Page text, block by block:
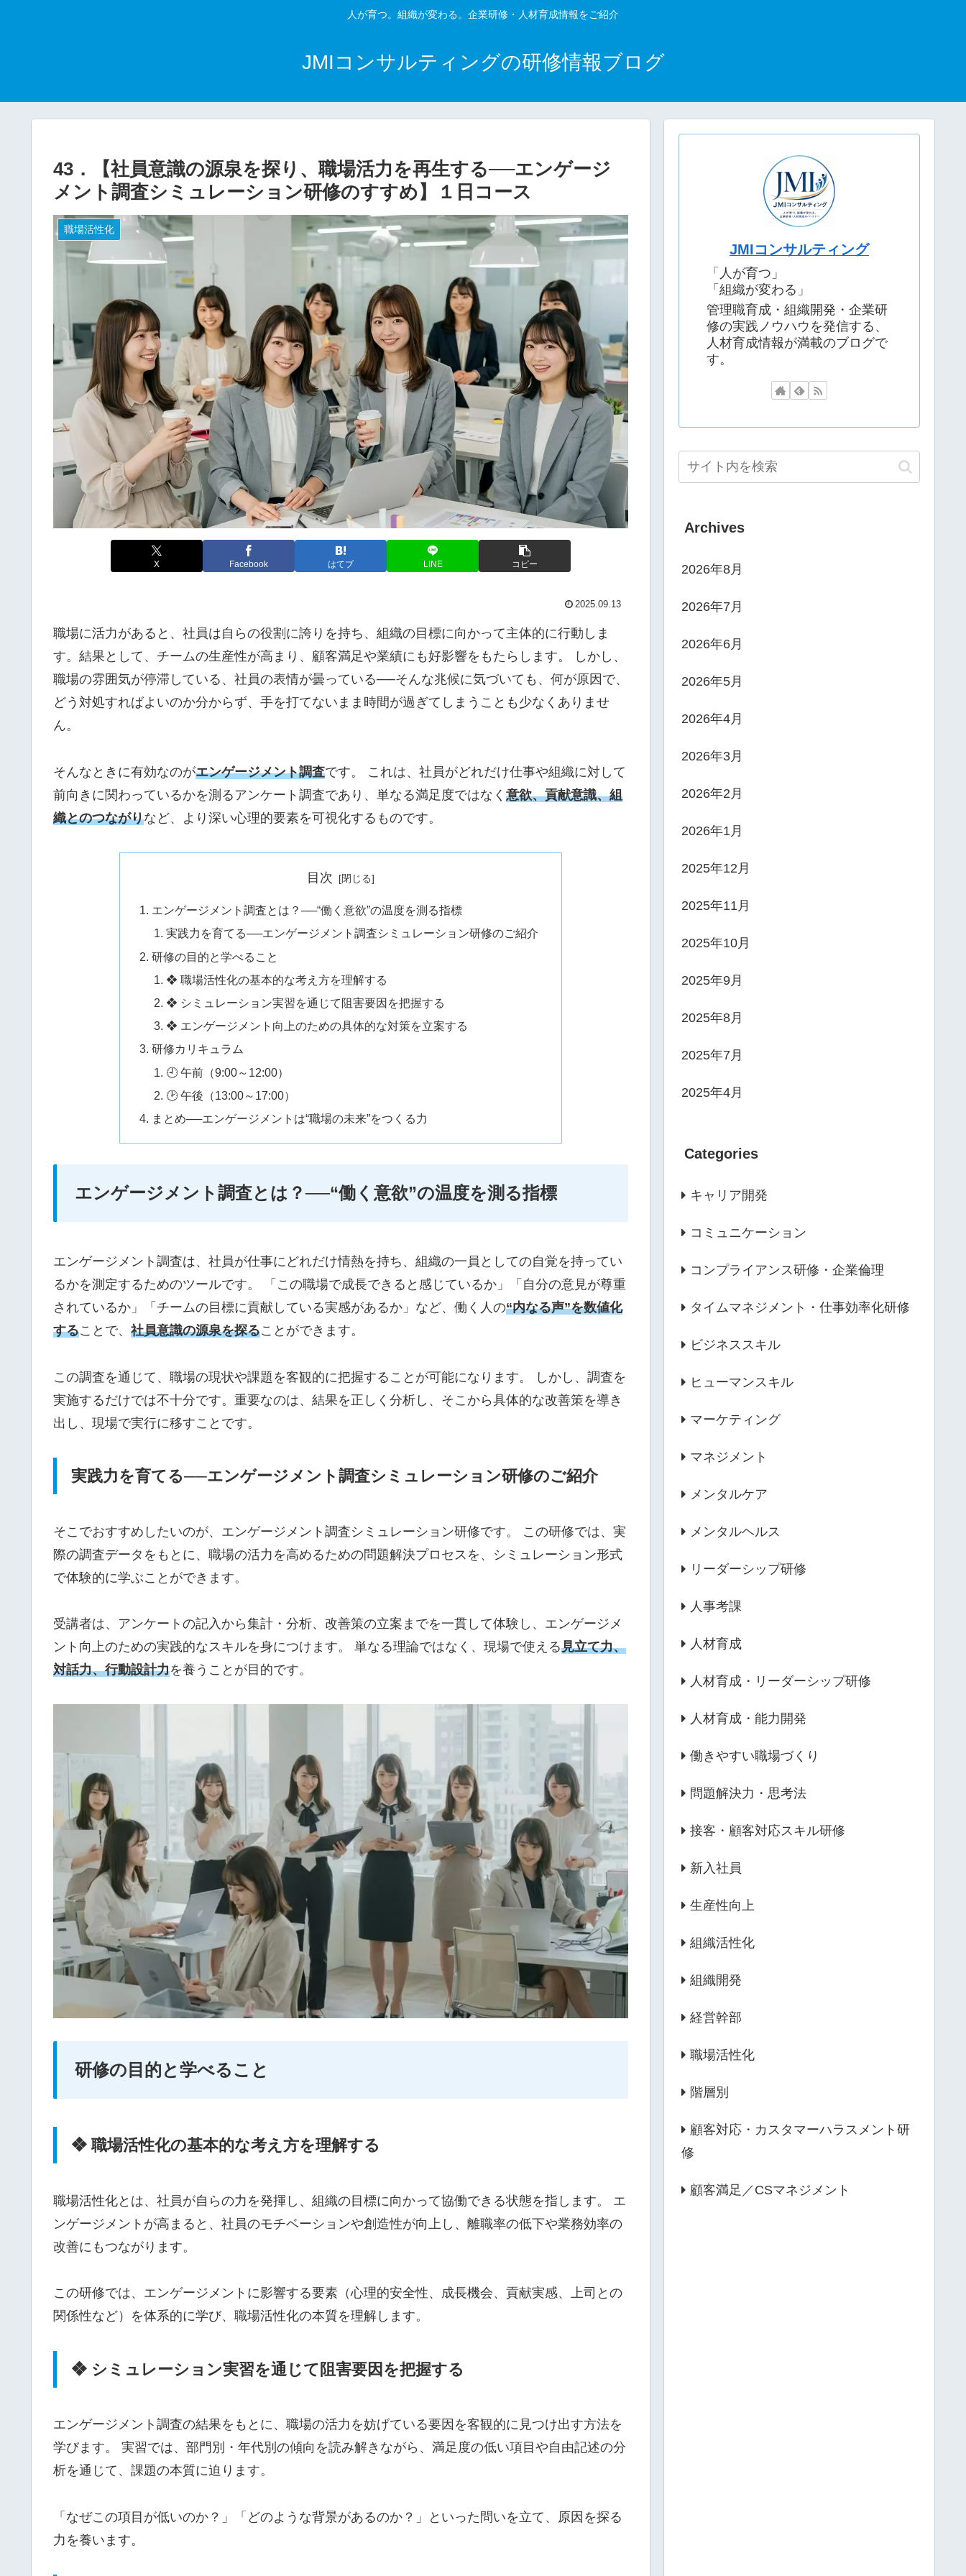
人が育つ。組織が変わる。企業研修・人材育成情報をご紹介
JMIコンサルティングの研修情報ブログ
43．【社員意識の源泉を探り、職場活力を再生する──エンゲージ
メント調査シミュレーション研修のすすめ】１日コース
職場活性化
X Facebook はてブ LINE コピー
2025.09.13
職場に活力があると、社員は自らの役割に誇りを持ち、組織の目標に向かって主体的に行動しま
す。結果として、チームの生産性が高まり、顧客満足や業績にも好影響をもたらします。 しかし、
職場の雰囲気が停滞している、社員の表情が曇っている──そんな兆候に気づいても、何が原因で、
どう対処すればよいのか分からず、手を打てないまま時間が過ぎてしまうことも少なくありませ
ん。
そんなときに有効なのがエンゲージメント調査です。 これは、社員がどれだけ仕事や組織に対して
前向きに関わっているかを測るアンケート調査であり、単なる満足度ではなく 意欲、貢献意識、組
織とのつながりなど、より深い心理的要素を可視化するものです。
目次
エンゲージメント調査とは？──“働く意欲”の温度を測る指標
実践力を育てる──エンゲージメント調査シミュレーション研修のご紹介
研修の目的と学べること
❖ 職場活性化の基本的な考え方を理解する
❖ シミュレーション実習を通じて阻害要因を把握する
❖ エンゲージメント向上のための具体的な対策を立案する
研修カリキュラム
🕘 午前（9:00～12:00）
🕑 午後（13:00～17:00）
まとめ──エンゲージメントは“職場の未来”をつくる力
エンゲージメント調査とは？──“働く意欲”の温度を測る指標
エンゲージメント調査は、社員が仕事にどれだけ情熱を持ち、組織の一員としての自覚を持ってい
るかを測定するためのツールです。 「この職場で成長できると感じているか」「自分の意見が尊重
されているか」「チームの目標に貢献している実感があるか」など、働く人の“内なる声”を数値化
することで、 社員意識の源泉を探ることができます。
この調査を通じて、職場の現状や課題を客観的に把握することが可能になります。 しかし、調査を
実施するだけでは不十分です。重要なのは、結果を正しく分析し、そこから具体的な改善策を導き
出し、現場で実行に移すことです。
実践力を育てる──エンゲージメント調査シミュレーション研修のご紹介
そこでおすすめしたいのが、エンゲージメント調査シミュレーション研修です。 この研修では、実
際の調査データをもとに、職場の活力を高めるための問題解決プロセスを、シミュレーション形式
で体験的に学ぶことができます。
受講者は、アンケートの記入から集計・分析、改善策の立案までを一貫して体験し、エンゲージメ
ント向上のための実践的なスキルを身につけます。 単なる理論ではなく、現場で使える見立て力、
対話力、行動設計力を養うことが目的です。
研修の目的と学べること
❖ 職場活性化の基本的な考え方を理解する
職場活性化とは、社員が自らの力を発揮し、組織の目標に向かって協働できる状態を指します。 エ
ンゲージメントが高まると、社員のモチベーションや創造性が向上し、離職率の低下や業務効率の
改善にもつながります。
この研修では、エンゲージメントに影響する要素（心理的安全性、成長機会、貢献実感、上司との
関係性など）を体系的に学び、職場活性化の本質を理解します。
❖ シミュレーション実習を通じて阻害要因を把握する
エンゲージメント調査の結果をもとに、職場の活力を妨げている要因を客観的に見つけ出す方法を
学びます。 実習では、部門別・年代別の傾向を読み解きながら、満足度の低い項目や自由記述の分
析を通じて、課題の本質に迫ります。
「なぜこの項目が低いのか？」「どのような背景があるのか？」といった問いを立て、原因を探る
力を養います。
JMIコンサルティング
「人が育つ」
「組織が変わる」
管理職育成・組織開発・企業研
修の実践ノウハウを発信する、
人材育成情報が満載のブログで
す。
Archives
2026年8月
2026年7月
2026年6月
2026年5月
2026年4月
2026年3月
2026年2月
2026年1月
2025年12月
2025年11月
2025年10月
2025年9月
2025年8月
2025年7月
2025年4月
Categories
キャリア開発
コミュニケーション
コンプライアンス研修・企業倫理
タイムマネジメント・仕事効率化研修
ビジネススキル
ヒューマンスキル
マーケティング
マネジメント
メンタルケア
メンタルヘルス
リーダーシップ研修
人事考課
人材育成
人材育成・リーダーシップ研修
人材育成・能力開発
働きやすい職場づくり
問題解決力・思考法
接客・顧客対応スキル研修
新入社員
生産性向上
組織活性化
組織開発
経営幹部
職場活性化
階層別
顧客対応・カスタマーハラスメント研
修
顧客満足／CSマネジメント